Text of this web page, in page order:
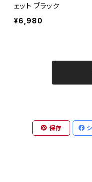
ェット ブラック
¥6,980
保存